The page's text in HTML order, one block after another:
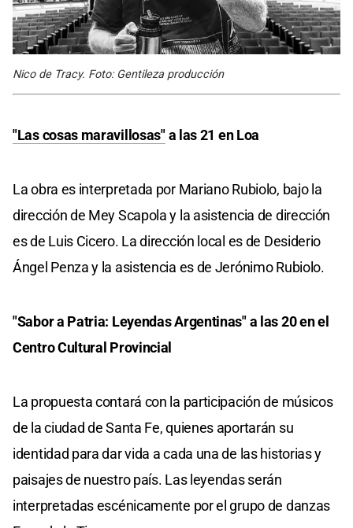
Nico de Tracy. Foto: Gentileza producción
"Las cosas maravillosas"a las 21 en Loa
La obra es interpretada por Mariano Rubiolo, bajo la
dirección de Mey Scapola y la asistencia de dirección
es de Luis Cicero. La dirección local es de Desiderio
Ángel Penza y la asistencia es de Jerónimo Rubiolo.
"Sabor a Patria: Leyendas Argentinas" a las 20 en el
Centro Cultural Provincial
La propuesta contará con la participación de músicos
de la ciudad de Santa Fe, quienes aportarán su
identidad para dar vida a cada una de las historias y
paisajes de nuestro país. Las leyendas serán
interpretadas escénicamente por el grupo de danzas